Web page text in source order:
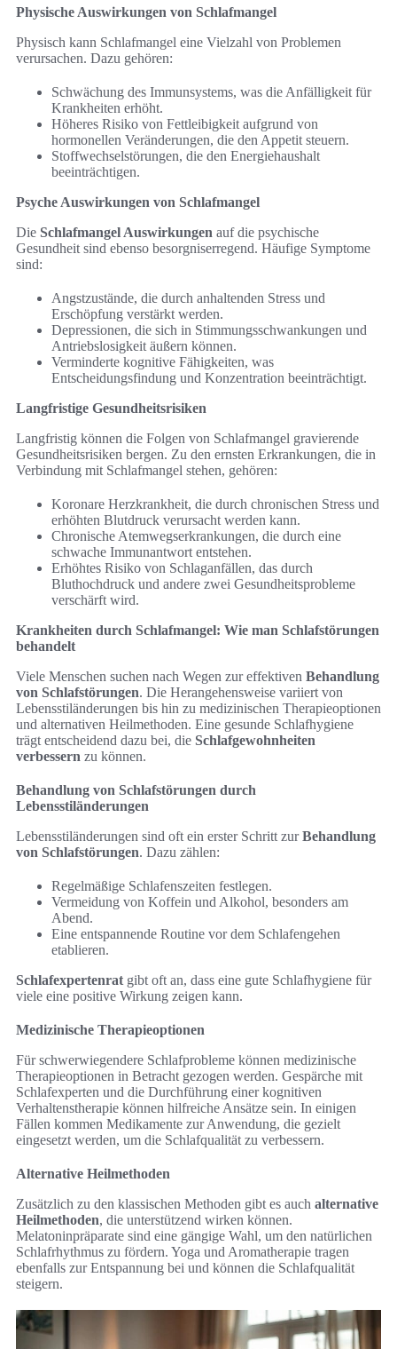
Physische Auswirkungen von Schlafmangel
Physisch kann Schlafmangel eine Vielzahl von Problemen
verursachen. Dazu gehören:
Schwächung des Immunsystems, was die Anfälligkeit für
Krankheiten erhöht.
Höheres Risiko von Fettleibigkeit aufgrund von
hormonellen Veränderungen, die den Appetit steuern.
Stoffwechselstörungen, die den Energiehaushalt
beeinträchtigen.
Psyche Auswirkungen von Schlafmangel
Die Schlafmangel Auswirkungen auf die psychische
Gesundheit sind ebenso besorgniserregend. Häufige Symptome
sind:
Angstzustände, die durch anhaltenden Stress und
Erschöpfung verstärkt werden.
Depressionen, die sich in Stimmungsschwankungen und
Antriebslosigkeit äußern können.
Verminderte kognitive Fähigkeiten, was
Entscheidungsfindung und Konzentration beeinträchtigt.
Langfristige Gesundheitsrisiken
Langfristig können die Folgen von Schlafmangel gravierende
Gesundheitsrisiken bergen. Zu den ernsten Erkrankungen, die in
Verbindung mit Schlafmangel stehen, gehören:
Koronare Herzkrankheit, die durch chronischen Stress und
erhöhten Blutdruck verursacht werden kann.
Chronische Atemwegserkrankungen, die durch eine
schwache Immunantwort entstehen.
Erhöhtes Risiko von Schlaganfällen, das durch
Bluthochdruck und andere zwei Gesundheitsprobleme
verschärft wird.
Krankheiten durch Schlafmangel: Wie man Schlafstörungen
behandelt
Viele Menschen suchen nach Wegen zur effektiven Behandlung
von Schlafstörungen. Die Herangehensweise variiert von
Lebensstiländerungen bis hin zu medizinischen Therapieoptionen
und alternativen Heilmethoden. Eine gesunde Schlafhygiene
trägt entscheidend dazu bei, die Schlafgewohnheiten
verbessern zu können.
Behandlung von Schlafstörungen durch
Lebensstiländerungen
Lebensstiländerungen sind oft ein erster Schritt zurBehandlung
von Schlafstörungen. Dazu zählen:
Regelmäßige Schlafenszeiten festlegen.
Vermeidung von Koffein und Alkohol, besonders am
Abend.
Eine entspannende Routine vor dem Schlafengehen
etablieren.
Schlafexpertenrat gibt oft an, dass eine gute Schlafhygiene für
viele eine positive Wirkung zeigen kann.
Medizinische Therapieoptionen
Für schwerwiegendere Schlafprobleme können medizinische
Therapieoptionen in Betracht gezogen werden. Gespärche mit
Schlafexperten und die Durchführung einer kognitiven
Verhaltenstherapie können hilfreiche Ansätze sein. In einigen
Fällen kommen Medikamente zur Anwendung, die gezielt
eingesetzt werden, um die Schlafqualität zu verbessern.
Alternative Heilmethoden
Zusätzlich zu den klassischen Methoden gibt es auch alternative
Heilmethoden, die unterstützend wirken können.
Melatoninpräparate sind eine gängige Wahl, um den natürlichen
Schlafrhythmus zu fördern. Yoga und Aromatherapie tragen
ebenfalls zur Entspannung bei und können die Schlafqualität
steigern.